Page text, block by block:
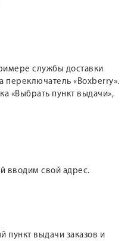
службы доставки
переключатель «Boxberry».
«Выбрать пункт выдачи»,
вводим свой адрес.
пункт выдачи заказов и